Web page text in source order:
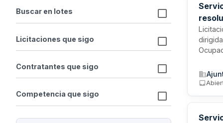
Buscar en lotes
Licitaciones que sigo
Contratantes que sigo
Competencia que sigo
de
como